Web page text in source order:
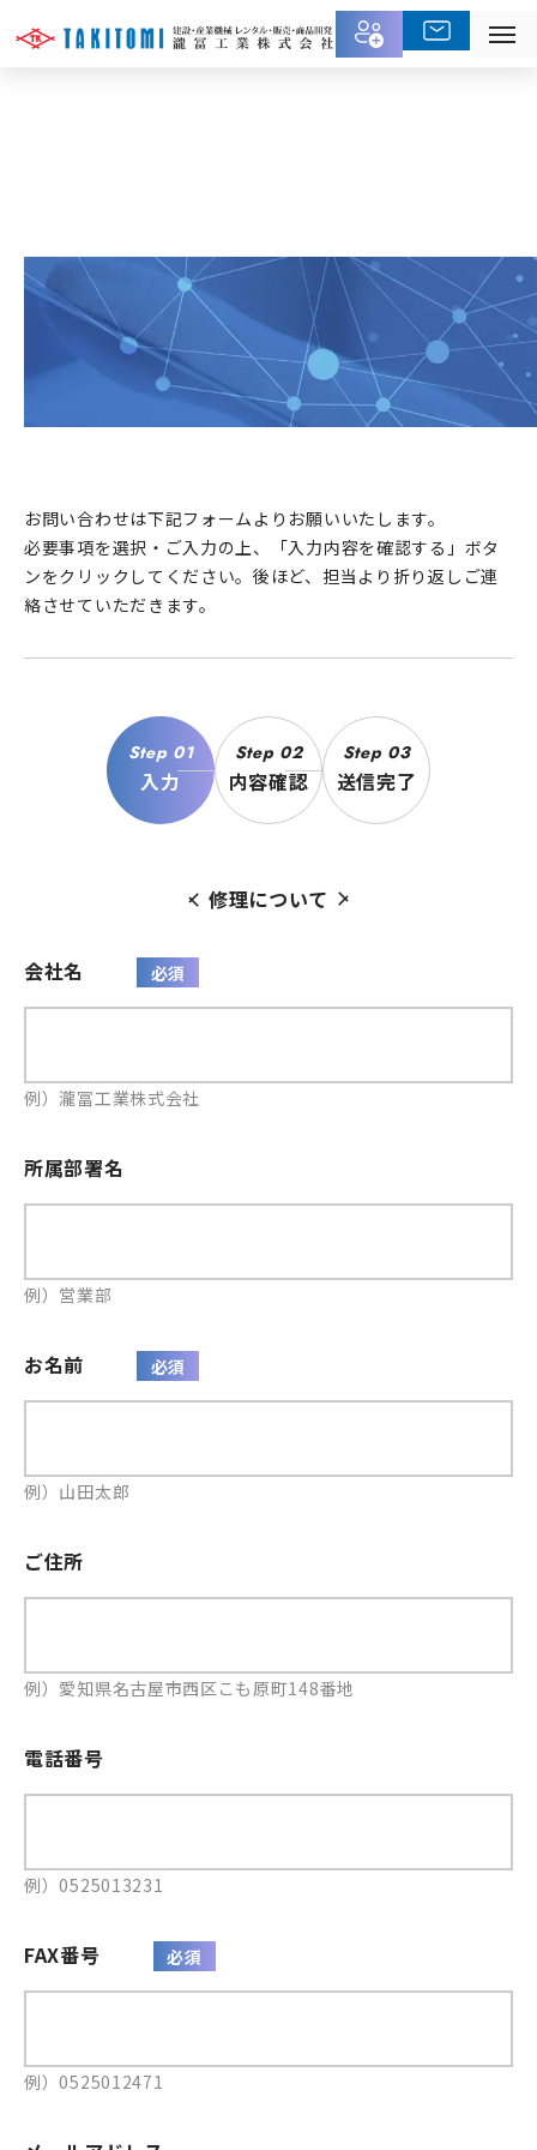
お問い合わせは下記フォームよりお願いいたします。
必要事項を選択・ご入力の上、「入力内容を確認する」ボタ
ンをクリックしてください。後ほど、担当より折り返しご連
絡させていただきます。
Step 01
入力
Step 02
内容確認
Step 03
送信完了
修理について
会社名
例）瀧冨工業株式会社
所属部署名
例）営業部
お名前
例）山田太郎
ご住所
例）愛知県名古屋市西区こも原町148番地
電話番号
例）0525013231
FAX番号
例）0525012471